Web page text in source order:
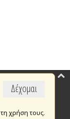
Δέχομαι
χρήση τους.